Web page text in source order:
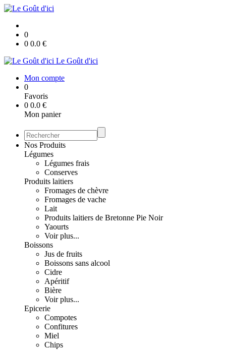
0
0 0.0 €
Le Goût d'ici
Mon compte
0
Favoris
0 0.0 €
Mon panier
Nos Produits
Légumes
Légumes frais
Conserves
Produits laitiers
Fromages de chèvre
Fromages de vache
Lait
Produits laitiers de Bretonne Pie Noir
Yaourts
Voir plus...
Boissons
Jus de fruits
Boissons sans alcool
Cidre
Apéritif
Bière
Voir plus...
Epicerie
Compotes
Confitures
Miel
Chips